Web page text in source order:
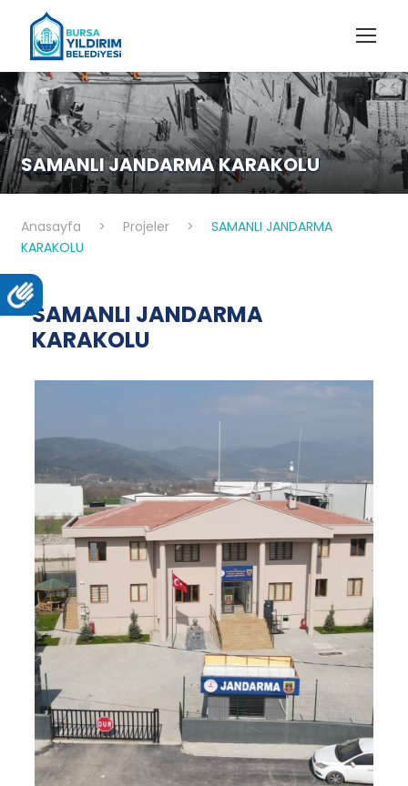
SAMANLI JANDARMA KARAKOLU
Anasayfa > Projeler >
SAMANLI JANDARMA
KARAKOLU
SAMANLI JANDARMA
KARAKOLU